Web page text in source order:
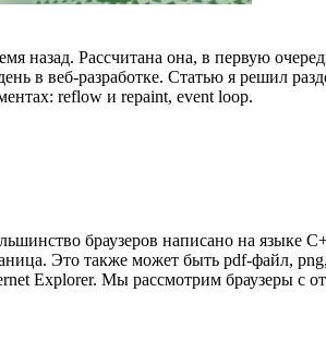
назад. Рассчитана она, в первую
в веб-разработке. Статью я решил
reflow и repaint, event loop.
браузеров написано на языке
Это также может быть pdf-файл,
Explorer. Мы рассмотрим браузеры с